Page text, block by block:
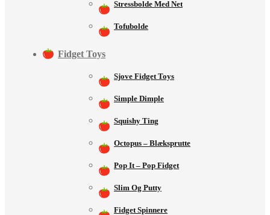
Stressbolde Med Net
Tofubolde
Fidget Toys
Sjove Fidget Toys
Simple Dimple
Squishy Ting
Octopus – Blæksprutte
Pop It – Pop Fidget
Slim Og Putty
Fidget Spinnere